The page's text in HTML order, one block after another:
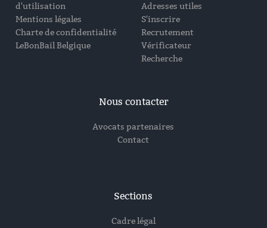
d'utilisation
Mentions légales
Charte de confidentialité
LeBonBail Belgique
Adresses utiles
S'inscrire
Recrutement
Vérificateur
Recherche
Nous contacter
Avocats partenaires
Contact
Sections
Cadre légal